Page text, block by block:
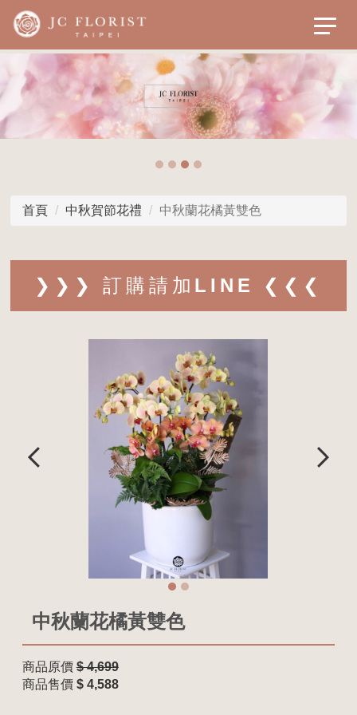
首頁 中秋賀節花禮 中秋蘭花橘黃雙色
❯❯❯ 訂購請加LINE ❮❮❮
中秋蘭花橘黃雙色
商品原價 $ 4,699
商品售價 $ 4,588